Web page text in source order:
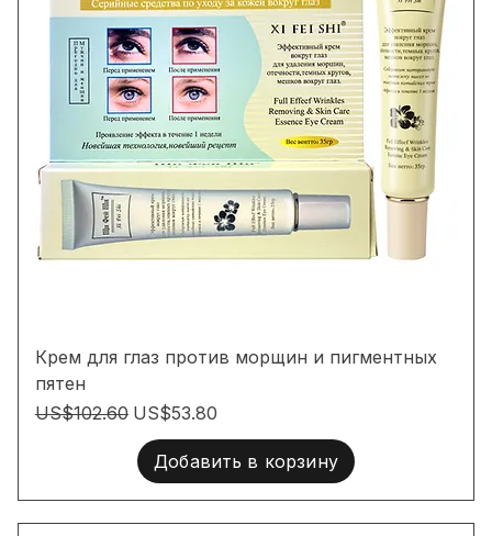
Крем для глаз против морщин и пигментных
пятен
Обычная ценаЦена со скидкой
US$53.80
Добавить в корзину